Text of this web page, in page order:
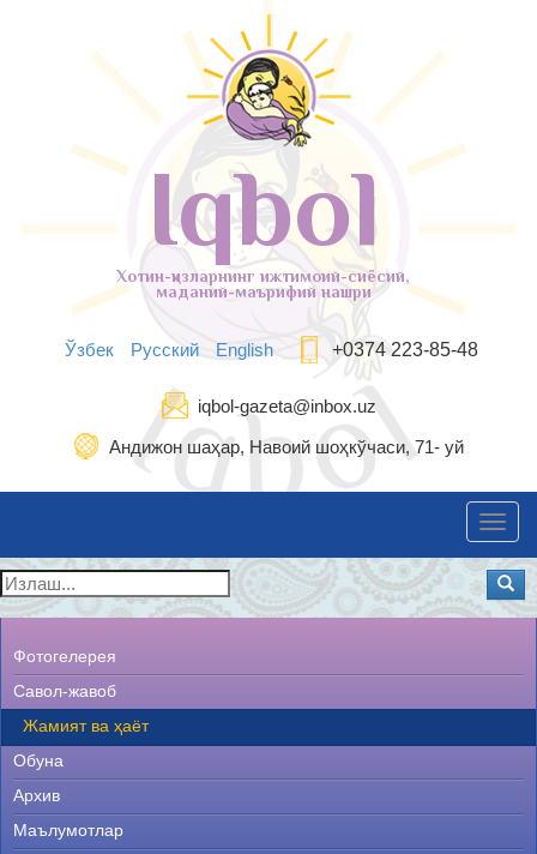
Iqbol
Хотин-қизларнинг ижтимоий-сиёсий,
маданий-маърифий нашри
Ўзбек Русский English +0374 223-85-48
iqbol-gazeta@inbox.uz
Андижон шаҳар, Навоий шоҳкўчаси, 71- уй
Фотогелерея
Савол-жавоб
Жамият ва ҳаёт
Обуна
Архив
Маълумотлар